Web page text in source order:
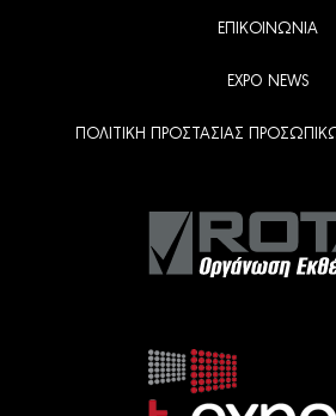
ΕΠΙΚΟΙΝΩΝΙΑ
EXPO NEWS
ΠΟΛΙΤΙΚΗ ΠΡΟΣΤΑΣΙΑΣ